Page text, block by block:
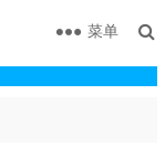
菜单